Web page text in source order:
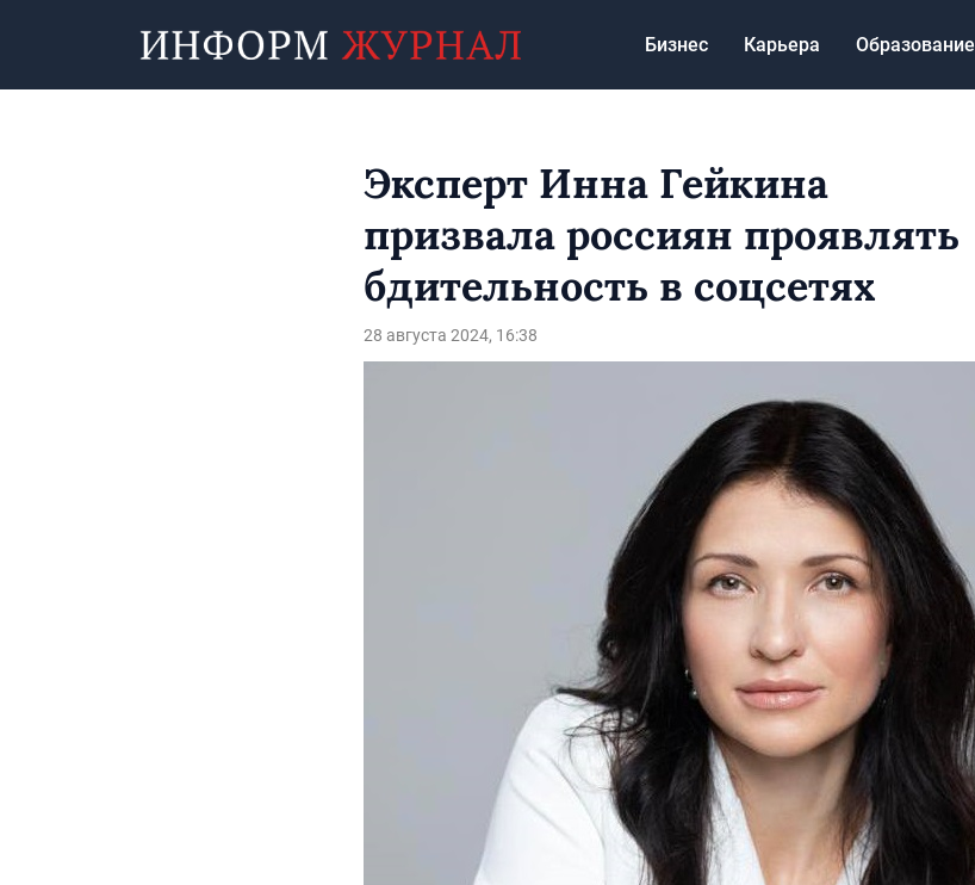
Бизнес Карьера Образование
Эксперт Инна Гейкина
призвала россиян проявлять
бдительность в соцсетях
28 августа 2024, 16:38